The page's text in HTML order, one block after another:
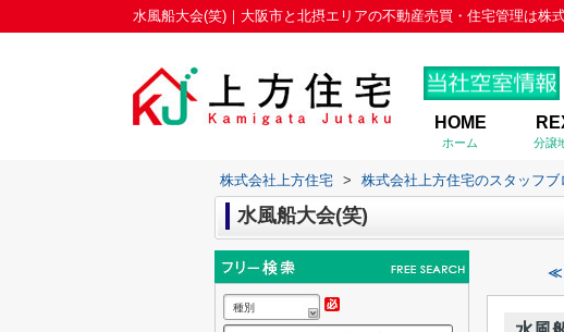
水風船大会(笑)｜大阪市と北摂エリアの不動産売買・住宅管理は株
HOME
ホーム 分譲
株式会社上方住宅 > 株式会社上方住宅のスタッフブ
水風船大会(笑)
≪
種別